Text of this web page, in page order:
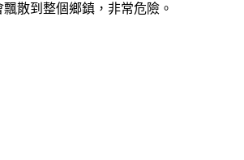
散到整個鄉鎮，非常危險。